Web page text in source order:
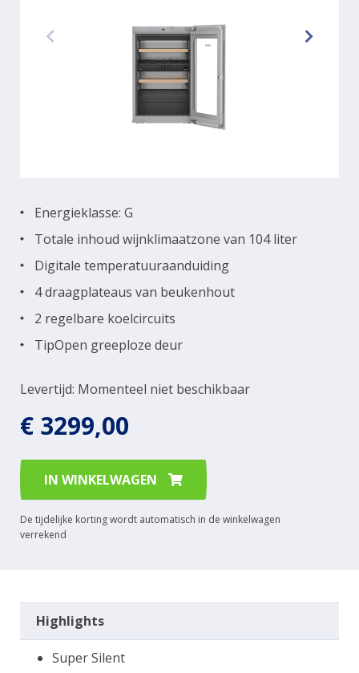
Levertijd: Momenteel niet beschikbaar
Energieklasse: G
Totale inhoud wijnklimaatzone van 104 liter
Digitale temperatuuraanduiding
4 draagplateaus van beukenhout
2 regelbare koelcircuits
TipOpen greeploze deur
€ 3299,00
IN WINKELWAGEN
De tijdelijke korting wordt automatisch in de winkelwagen
verrekend
Highlights
Super Silent